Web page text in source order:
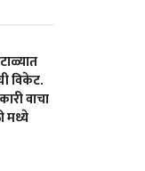
विकेट.
वाचा
मध्ये